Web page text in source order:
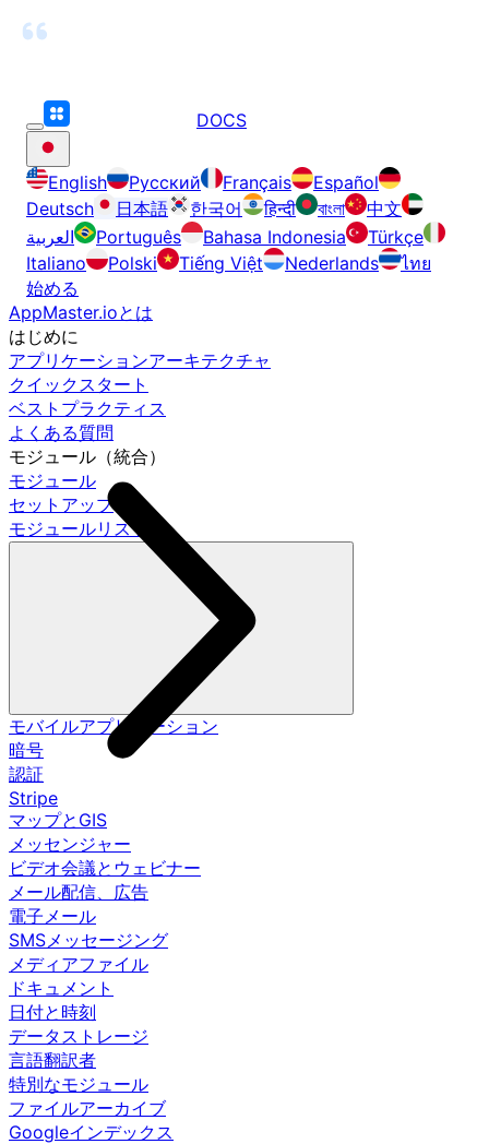
DOCS
English Русский Français
Español
Deutsch
日本語 한국어 हिन्दी বাংলা
中文
العربية
Português Bahasa Indonesia
Türkçe
Italiano
Polski Tiếng Việt Nederlands
ไทย
始める
AppMaster.ioとは
はじめに
アプリケーションアーキテクチャ
クイックスタート
ベストプラクティス
よくある質問
モジュール（統合）
モジュール
セットアップ
モジュールリスト
モバイルアプリケーション
暗号
認証
Stripe
マップとGIS
メッセンジャー
ビデオ会議とウェビナー
メール配信、広告
電子メール
SMSメッセージング
メディアファイル
ドキュメント
日付と時刻
データストレージ
言語翻訳者
特別なモジュール
ファイルアーカイブ
Googleインデックス